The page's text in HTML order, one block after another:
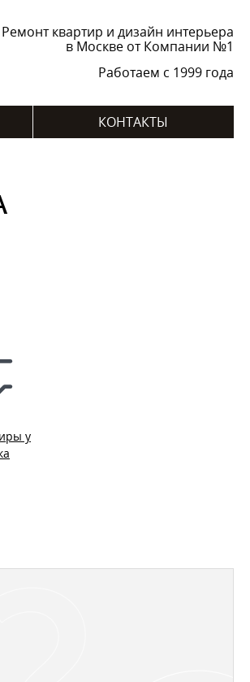
Ремонт квартир и дизайн интерьера
в Москве от Компании №1
Работаем с 1999 года
КОНТАКТЫ
у